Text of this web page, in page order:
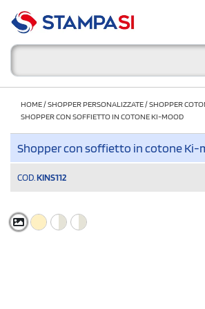
HOME/SHOPPER PERSONALIZZATE/SHOPPER
SHOPPER CON SOFFIETTO IN COTONE KI-MOOD
Shopper con soffietto in cotone Ki-
COD. KINS112